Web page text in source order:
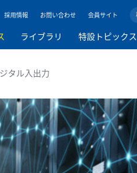
採用情報 お問い合わせ 会員サイト
ライブラリ 特設トピックス
タル入出力